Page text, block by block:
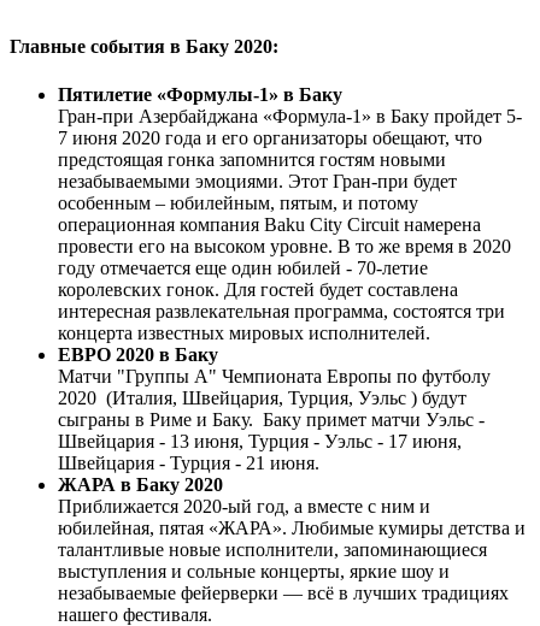
Главные события в Баку 2020:
Пятилетие «Формулы-1» в Баку
Гран-при Азербайджана «Формула-1» в Баку пройдет 5-
7 июня 2020 года и его организаторы обещают, что
предстоящая гонка запомнится гостям новыми
незабываемыми эмоциями. Этот Гран-при будет
особенным – юбилейным, пятым, и потому
операционная компания Baku City Circuit намерена
провести его на высоком уровне. В то же время в 2020
году отмечается еще один юбилей - 70-летие
королевских гонок. Для гостей будет составлена
интересная развлекательная программа, состоятся три
концерта известных мировых исполнителей.
ЕВРО 2020 в Баку
Матчи "Группы А" Чемпионата Европы по футболу
2020 (Италия, Швейцария, Турция, Уэльс ) будут
сыграны в Риме и Баку. Баку примет матчи Уэльс -
Швейцария - 13 июня, Турция - Уэльс - 17 июня,
Швейцария - Турция - 21 июня.
ЖАРА в Баку 2020
Приближается 2020-ый год, а вместе с ним и
юбилейная, пятая «ЖАРА». Любимые кумиры детства и
талантливые новые исполнители, запоминающиеся
выступления и сольные концерты, яркие шоу и
незабываемые фейерверки — всё в лучших традициях
нашего фестиваля.